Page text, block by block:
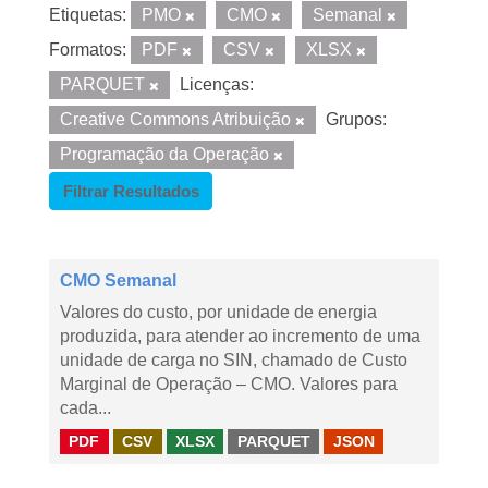
Etiquetas: PMO CMO
Semanal
Formatos:
PDF CSV
XLSX
PARQUET
Licenças:
Creative Commons Atribuição
Grupos:
Programação da Operação
Filtrar Resultados
CMO Semanal
Valores do custo, por unidade de energia
produzida, para atender ao incremento de uma
unidade de carga no SIN, chamado de Custo
Marginal de Operação – CMO. Valores para
cada...
PDF CSV XLSX PARQUET JSON